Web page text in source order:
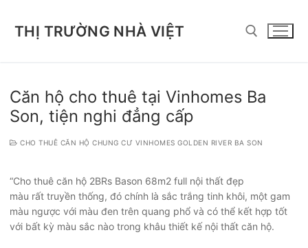
THỊ TRƯỜNG NHÀ VIỆT
Căn hộ cho thuê tại Vinhomes Ba
Son, tiện nghi đẳng cấp
CHO THUÊ CĂN HỘ CHUNG CƯ VINHOMES GOLDEN RIVER BA SON
“Cho thuê căn hộ 2BRs Bason 68m2 full nội thất đẹp
màu rất truyền thống, đó chính là sắc trắng tinh khôi, một gam
màu ngược với màu đen trên quang phổ và có thể kết hợp tốt
với bất kỳ màu sắc nào trong khâu thiết kế nội thất căn hộ.